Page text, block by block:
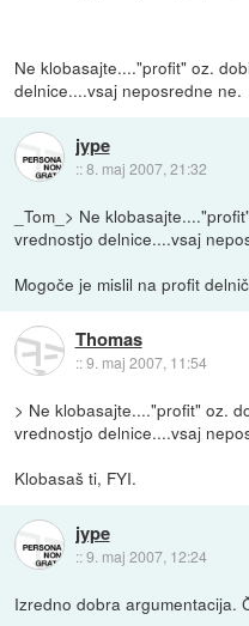
Ne klobasajte...."profit" oz.
delnice....vsaj neposredne ne.
jype
::8. maj 2007, 21:32
_Tom_> Ne
vrednostjo delnice....vsaj
Mogoče je mislil na profit
Thomas
::9. maj 2007, 11:54
> Ne klobasajte...."profit" oz.
vrednostjo delnice....vsaj
Klobasaš ti, FYI.
jype
::9. maj 2007, 12:24
Izredno dobra argumentacija.